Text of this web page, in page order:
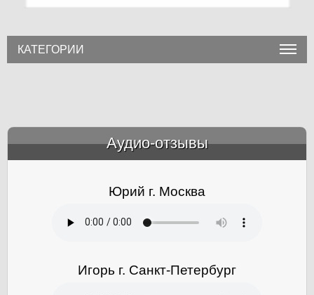
КАТЕГОРИИ
Аудио-отзывы
Юрий г. Москва
Игорь г. Санкт-Петербург